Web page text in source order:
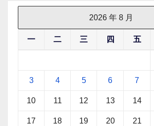
2026 年 8 月
一 二 三 四 五
3 4 5 6 7
10 11 12 13 14
17 18 19 20 21